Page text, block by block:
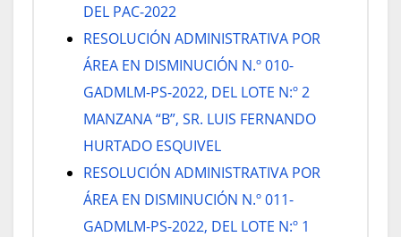
DEL PAC-2022
RESOLUCIÓN ADMINISTRATIVA POR
ÁREA EN DISMINUCIÓN N.º 010-
GADMLM-PS-2022, DEL LOTE N:º 2
MANZANA “B”, SR. LUIS FERNANDO
HURTADO ESQUIVEL
RESOLUCIÓN ADMINISTRATIVA POR
ÁREA EN DISMINUCIÓN N.º 011-
GADMLM-PS-2022, DEL LOTE N:º 1